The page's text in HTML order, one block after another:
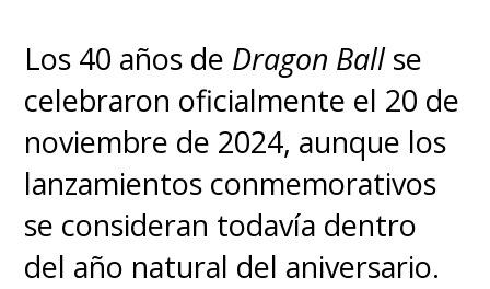
Los 40 años de Dragon Ballse
celebraron oficialmente el 20 de
noviembre de 2024, aunque los
lanzamientos conmemorativos
se consideran todavía dentro
del año natural del aniversario.